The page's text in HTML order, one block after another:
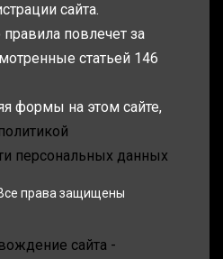
сайта.
повлечет за
статьей 146
формы на этом сайте,
политикой
персональных данных
права защищены
сайта -